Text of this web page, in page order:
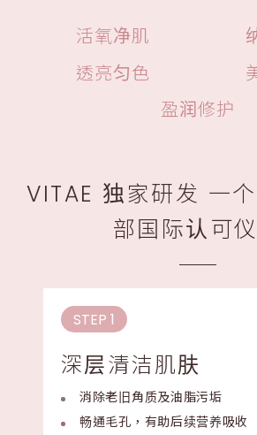
活氧净肌
透亮匀色
盈润修护
VITAE 独家研发 一
部国际认可
STEP 1
深层清洁肌肤
消除老旧角质及油脂污垢
畅通毛孔，有助后续营养吸收